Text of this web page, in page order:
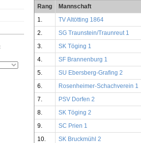
Rang
Mannschaft
1.
TV Altötting 1864
2.
SG Traunstein/Traunreut 1
3.
SK Töging 1
4.
SF Brannenburg 1
5.
SU Ebersberg-Grafing 2
6.
Rosenheimer-Schachverein 1
7.
PSV Dorfen 2
8.
SK Töging 2
9.
SC Prien 1
10.
SK Bruckmühl 2